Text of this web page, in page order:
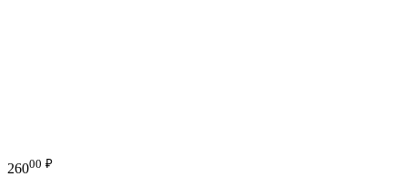
26000 ₽